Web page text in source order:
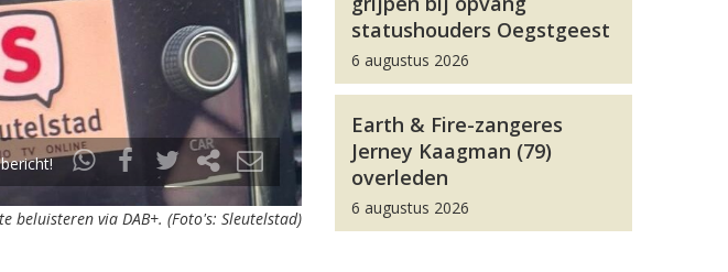
bericht!
beluisteren via DAB+. (Foto's: Sleutelstad)
statushouders Oegstgeest
6 augustus 2026
Earth & Fire-zangeres
Jerney Kaagman (79)
overleden
6 augustus 2026